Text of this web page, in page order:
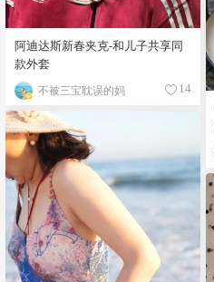
阿迪达斯新春夹克-和儿子共享同
款外套
不被三宝耽误的妈 14